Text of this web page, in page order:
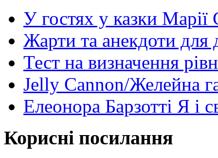
У гостях у казки
Жарти та анекдоти для
Тест на визначення
Jelly Cannon/Желейна
Елеонора Барзотті Я і
Корисні посилання